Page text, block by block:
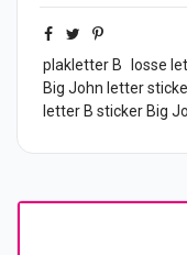
plakletter B losse
Big John letter
letter B sticker Big